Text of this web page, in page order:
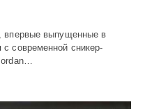
впервые выпущенные в
современной сникер-